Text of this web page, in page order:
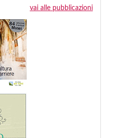
vai alle pubblicazioni